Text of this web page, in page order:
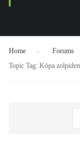
Home Forums
Topic Tag: Köpa